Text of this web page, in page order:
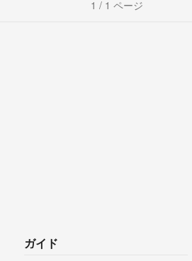
1 / 1 ページ
ガイド